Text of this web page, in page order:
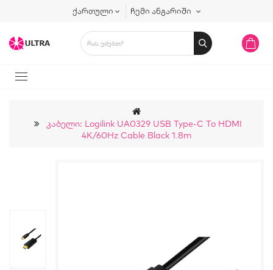
ქართული ჩემი ანგარიში
Კაბელი: Logilink UA0329 USB Type-C To HDMI
4K/60Hz Cable Black 1.8m